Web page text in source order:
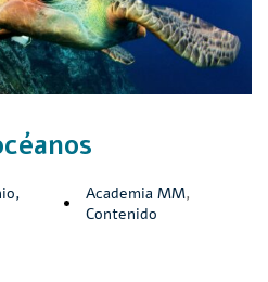
Academia MM,
Contenido